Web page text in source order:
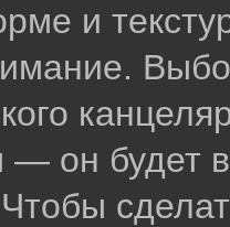
и
— он будет
Чтобы